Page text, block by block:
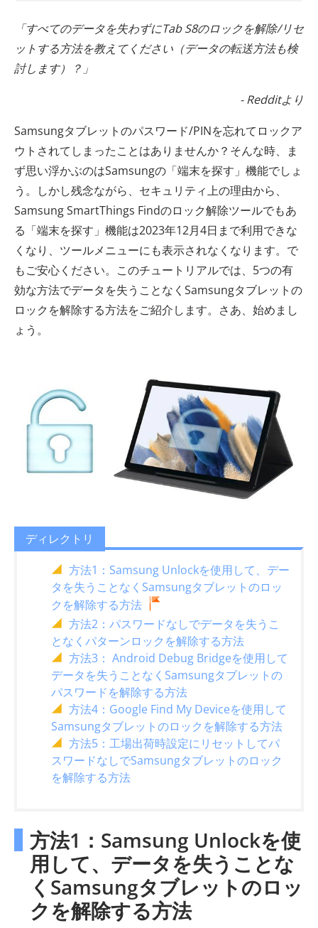
「すべてのデータを失わずにTab S8のロックを解除/リセ
ットする方法を教えてください（データの転送方法も検
討します）？」
- Redditより
Samsungタブレットのパスワード/PINを忘れてロックア
ウトされてしまったことはありませんか？そんな時、ま
ず思い浮かぶのはSamsungの「端末を探す」機能でしょ
う。しかし残念ながら、セキュリティ上の理由から、
Samsung SmartThings Findのロック解除ツールでもあ
る「端末を探す」機能は2023年12月4日まで利用できな
くなり、ツールメニューにも表示されなくなります。で
もご安心ください。このチュートリアルでは、5つの有
効な方法でデータを失うことなくSamsungタブレットの
ロックを解除する方法をご紹介します。さあ、始めまし
ょう。
ディレクトリ
方法1：Samsung Unlockを使用して、デー
タを失うことなくSamsungタブレットのロッ
クを解除する方法
方法2：パスワードなしでデータを失うこ
となくパターンロックを解除する方法
方法3： Android Debug Bridgeを使用して
データを失うことなくSamsungタブレットの
パスワードを解除する方法
方法4：Google Find My Deviceを使用して
Samsungタブレットのロックを解除する方法
方法5：工場出荷時設定にリセットしてパ
スワードなしでSamsungタブレットのロック
を解除する方法
方法1：Samsung Unlockを使
用して、データを失うことな
くSamsungタブレットのロッ
クを解除する方法